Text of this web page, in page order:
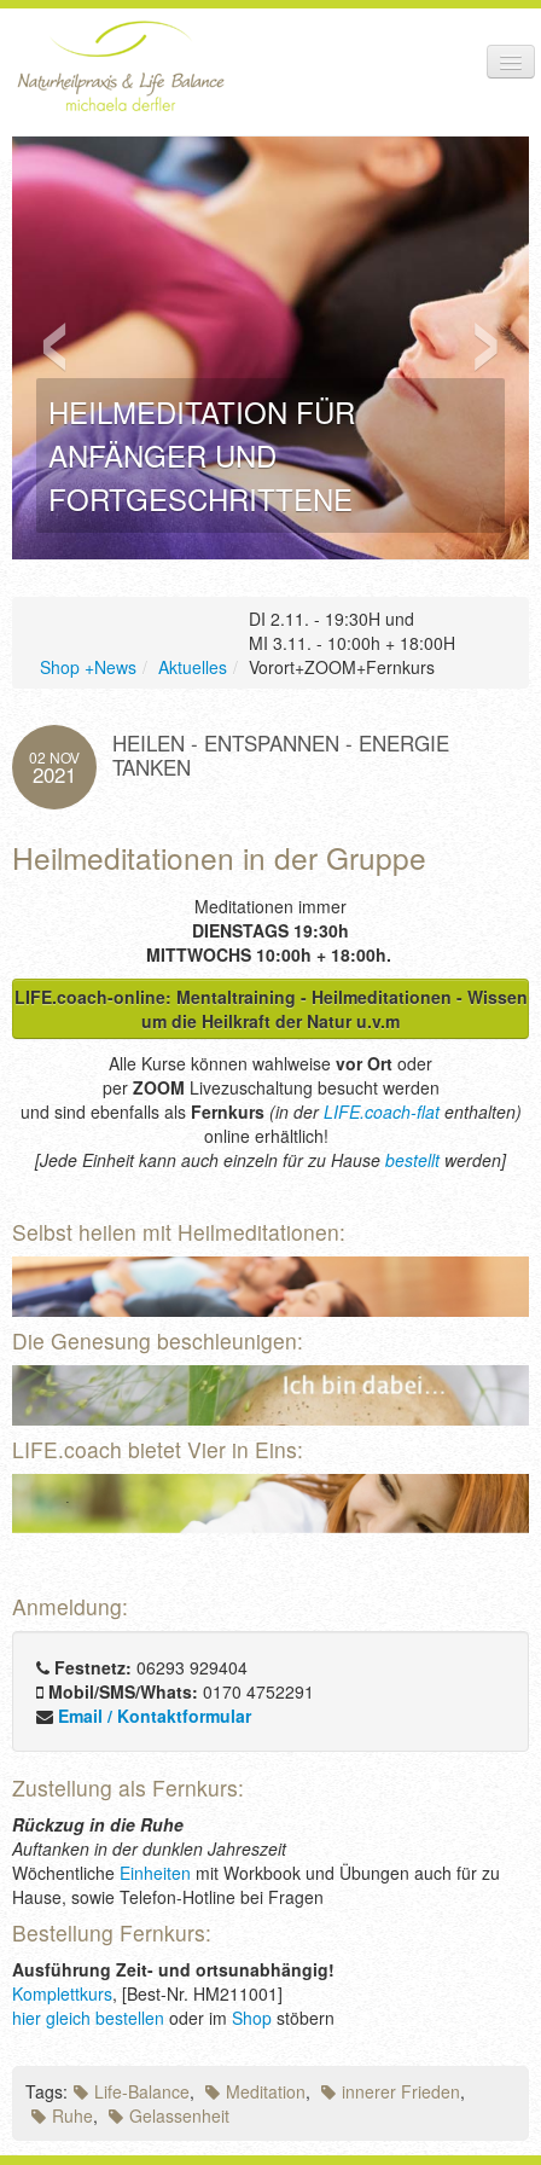
HEILBEHANDLUNG +
THERAPIE
BEHANDLUNGS-
KURSE
ANMELDUNG +
IDEOLOGIE +
PRAXIS
SHOP +
NEWS
HEILMEDITATION FÜR
ANFÄNGER UND
FORTGESCHRITTENE
‹ ›
Shop +News / Aktuelles /
DI 2.11. - 19:30H und
MI 3.11. - 10:00h + 18:00H
Vorort+ZOOM+Fernkurs
02 NOV
2021
HEILEN - ENTSPANNEN - ENERGIE
TANKEN
Heilmeditationen in der Gruppe
Meditationen immer
DIENSTAGS 19:30h
MITTWOCHS 10:00h + 18:00h.
LIFE.coach-online: Mentaltraining - Heilmeditationen - Wissen
um die Heilkraft der Natur u.v.m
Alle Kurse können wahlweise vor Ort oder
per ZOOM Livezuschaltung besucht werden
und sind ebenfalls als Fernkurs(in derLIFE.coach-flatenthalten)
online erhältlich!
[Jede Einheit kann auch einzeln für zu Hause bestelltwerden]
Selbst heilen mit Heilmeditationen:
Die Genesung beschleunigen:
LIFE.coach bietet Vier in Eins:
Anmeldung:
Festnetz: 06293 929404
Mobil/SMS/Whats: 0170 4752291
Email / Kontaktformular
Zustellung als Fernkurs:
Rückzug in die Ruhe
Auftanken in der dunklen Jahreszeit
Wöchentliche Einheiten mit Workbook und Übungen auch für zu
Hause, sowie Telefon-Hotline bei Fragen
Bestellung Fernkurs:
Ausführung Zeit- und ortsunabhängig!
Komplettkurs, [Best-Nr. HM211001]
hier gleich bestellen oder im Shop stöbern
Tags: Life-Balance, Meditation, innerer Frieden,
Ruhe, Gelassenheit